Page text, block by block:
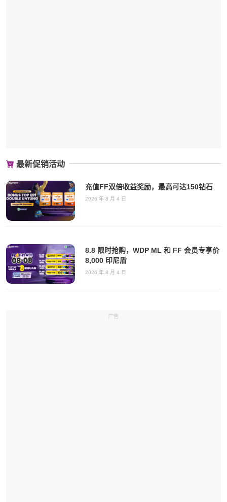
最新促销活动
充值FF双倍收益奖励，最高可达150钻石
2026 年 8 月 4 日
8.8 限时抢购，WDP ML 和 FF 会员专享价
8,000 印尼盾
2026 年 8 月 4 日
广告